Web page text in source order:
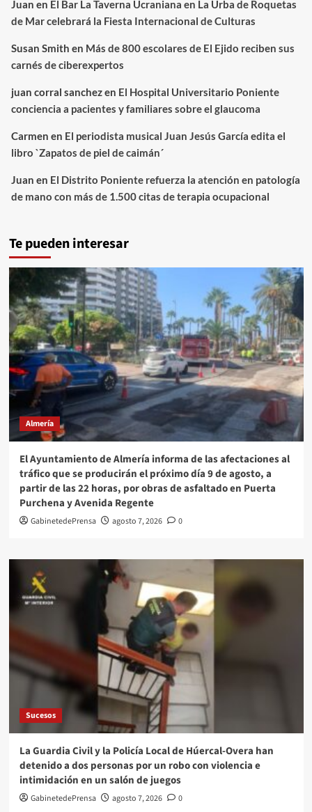
Juan en El Bar La Taverna Ucraniana en La Urba de Roquetas
de Mar celebrará la Fiesta Internacional de Culturas
Susan Smith en Más de 800 escolares de El Ejido reciben sus
carnés de ciberexpertos
juan corral sanchezen El Hospital Universitario Poniente
conciencia a pacientes y familiares sobre el glaucoma
Carmen en El periodista musical Juan Jesús García edita el
libro `Zapatos de piel de caimán´
Juan en El Distrito Poniente refuerza la atención en patología
de mano con más de 1.500 citas de terapia ocupacional
Te pueden interesar
Almería
El Ayuntamiento de Almería informa de las afectaciones al
tráfico que se producirán el próximo día 9 de agosto, a
partir de las 22 horas, por obras de asfaltado en Puerta
Purchena y Avenida Regente
GabinetedePrensa agosto 7, 2026 0
Sucesos
La Guardia Civil y la Policía Local de Húercal-Overa han
detenido a dos personas por un robo con violencia e
intimidación en un salón de juegos
GabinetedePrensa agosto 7, 2026 0